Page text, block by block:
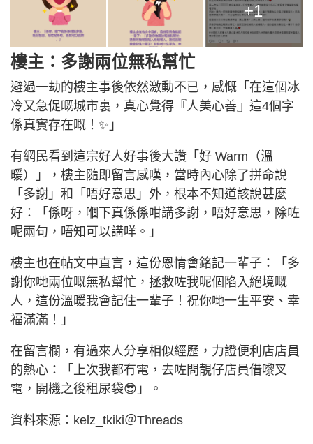
+1
樓主：多謝兩位無私幫忙
避過一劫的樓主事後依然激動不已，感慨「在這個冰
冷又急促嘅城市裏，真心覺得『人美心善』這4個字
係真實存在嘅！✨」
有網民看到這宗好人好事後大讚「好 Warm（溫
暖）」，樓主隨即留言感嘆，當時內心除了拼命說
「多謝」和「唔好意思」外，根本不知道該說甚麼
好：「係呀，嗰下真係係咁講多謝，唔好意思，除咗
呢兩句，唔知可以講咩。」
樓主也在帖文中直言，這份恩情會銘記一輩子：「多
謝你哋兩位嘅無私幫忙，拯救咗我呢個陷入絕境嘅
人，這份溫暖我會記住一輩子！祝你哋一生平安、幸
福滿滿！」
在留言欄，有過來人分享相似經歷，力證便利店店員
的熱心：「上次我都冇電，去咗問靚仔店員借嚟叉
電，開機之後租尿袋😎」。
資料來源：kelz_tkiki＠Threads